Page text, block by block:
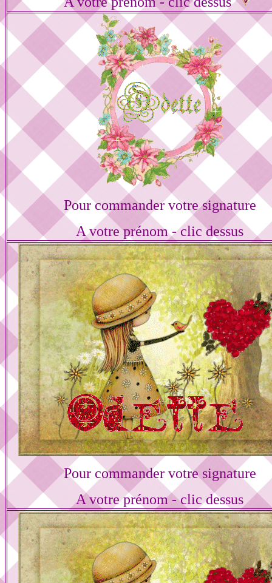
Pour commander votre signature
A votre prénom - clic dessus
Pour commander votre signature
A votre prénom - clic dessus